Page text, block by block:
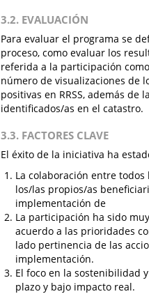
3.2. EVALUACIÓN
Para evaluar el programa se
proceso, como evaluar los
referida a la participación
número de visualizaciones de
positivas en RRSS, además de
identificados/as en el catastro.
3.3. FACTORES CLAVE
El éxito de la iniciativa ha
La colaboración entre
los/las propios/as
implementación de
La participación ha sido
acuerdo a las prioridades
lado pertinencia de las
implementación.
El foco en la sostenibilidad
plazo y bajo impacto real.